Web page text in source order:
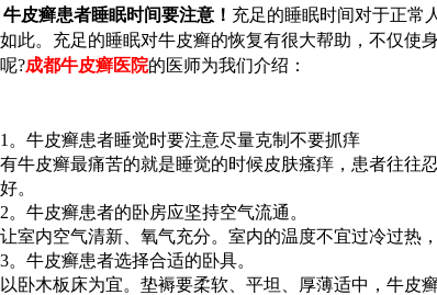
牛皮癣患者睡眠时间要注意！ 充足的睡眠时间对于正常
如此。充足的睡眠对牛皮癣的恢复有很大帮助，不仅使
呢?成都牛皮癣医院的医师为我们介绍：
1。牛皮癣患者睡觉时要注意尽量克制不要抓痒
有牛皮癣最痛苦的就是睡觉的时候皮肤瘙痒，患者往往
好。
2。牛皮癣患者的卧房应坚持空气流通。
让室内空气清新、氧气充分。室内的温度不宜过冷过热
3。牛皮癣患者选择合适的卧具。
以卧木板床为宜。垫褥要柔软、平坦、厚薄适中，牛